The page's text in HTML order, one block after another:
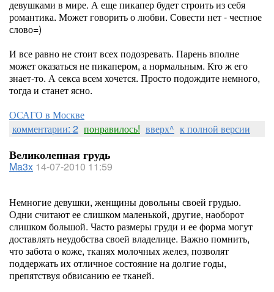
девушками в мире. А еще пикапер будет строить из себя
романтика. Может говорить о любви. Совести нет - честное
слово=)
И все равно не стоит всех подозревать. Парень вполне
может оказаться не пикапером, а нормальным. Кто ж его
знает-то. А секса всем хочется. Просто подождите немного,
тогда и станет ясно.
ОСАГО в Москве
комментарии: 2 понравилось! вверх^ к полной версии
Великолепная грудь
Ma3x 14-07-2010 11:59
Немногие девушки, женщины довольны своей грудью.
Одни считают ее слишком маленькой, другие, наоборот
слишком большой. Часто размеры груди и ее форма могут
доставлять неудобства своей владелице. Важно помнить,
что забота о коже, тканях молочных желез, позволят
поддержать их отличное состояние на долгие годы,
препятствуя обвисанию ее тканей.